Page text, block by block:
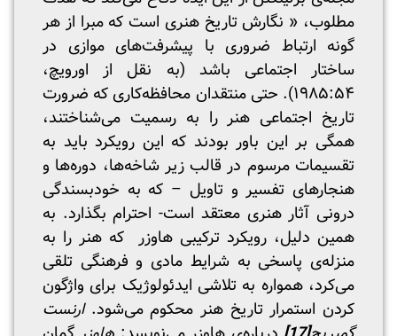
مطلوب، « نگارش تاریخ هنری است که مبرا از هر
گونه ارتباط ضروری با پیشرفت‌های موازی در
ساختار اجتماعی باشد (به نقل از اورویچ،
۱۹۸۵:۵۴). حتی منتقدان محافظه‌کاری که ضرورت
تاریخ اجتماعی هنر را به رسمیت می‌شناختند،
همگی بر این باور بودند که این رویکرد باید به
تقسیمات مرسوم در قالب زیر شاخه‌ها، دوره‌ها و
هنجارهای تفسیر و تاویل – که به خودبسندگی
درونی آثار هنری معتقد است- احترام بگذارد. به
همین دلیل، رویکرد ترکیبی هاوزر که هنر را به
منزله‌ی پاسخی به شرایط مادی و فرهنگی تلقی
می‌کرد، همواره به تلاشی ایدئولوژیک برای واژگون
کردن استمرار تاریخ هنر محکوم می‌شود.ارنست